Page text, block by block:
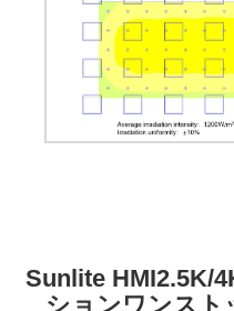
Sunlite HMI2.5K/
ションワンスト